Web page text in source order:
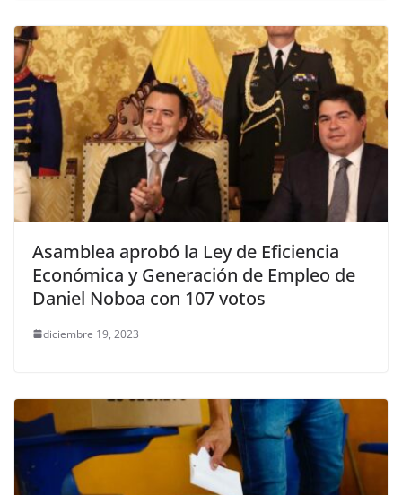
Asamblea aprobó la Ley de Eficiencia
Económica y Generación de Empleo de
Daniel Noboa con 107 votos
diciembre 19, 2023